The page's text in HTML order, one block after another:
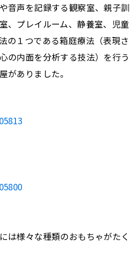
音声を記録する観察室、親子訓
、プレイルーム、静養室、児童
の１つである箱庭療法（表現さ
の内面を分析する技法）を行う
がありました。
は様々な種類のおもちゃがたく